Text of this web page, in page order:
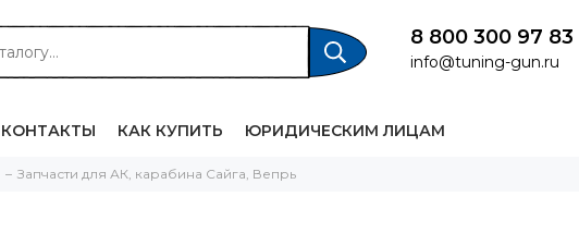
8 800 300 97 83
info@tuning-gun.ru
КОНТАКТЫ КАК КУПИТЬ ЮРИДИЧЕСКИМ ЛИЦАМ
Запчасти для АК, карабина Сайга, Вепрь